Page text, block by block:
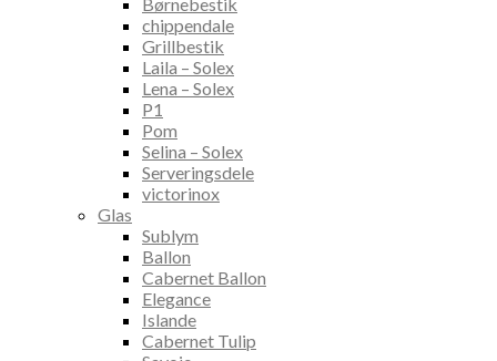
chippendale
Grillbestik
Laila – Solex
Lena – Solex
P1
Pom
Selina – Solex
Serveringsdele
victorinox
Glas
Sublym
Ballon
Cabernet Ballon
Elegance
Islande
Cabernet Tulip